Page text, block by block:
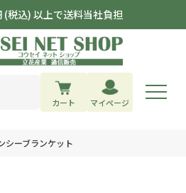
(税込) 以上で送料当社負担
カート マイページ
シーブランケット